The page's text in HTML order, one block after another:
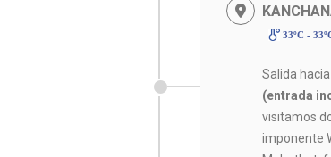
33ºC -
Salida
(entrada
visitamos
imponente